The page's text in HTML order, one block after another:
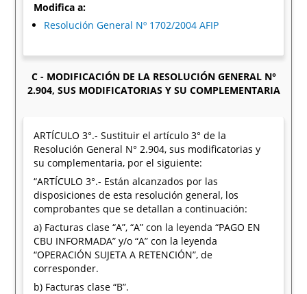
Modifica a:
Resolución General Nº 1702/2004 AFIP
C - MODIFICACIÓN DE LA RESOLUCIÓN GENERAL N°
2.904, SUS MODIFICATORIAS Y SU COMPLEMENTARIA
ARTÍCULO 3°.- Sustituir el artículo 3° de la
Resolución General N° 2.904, sus modificatorias y
su complementaria, por el siguiente:
“ARTÍCULO 3°.- Están alcanzados por las
disposiciones de esta resolución general, los
comprobantes que se detallan a continuación:
a) Facturas clase “A”, “A” con la leyenda “PAGO EN
CBU INFORMADA” y/o “A” con la leyenda
“OPERACIÓN SUJETA A RETENCIÓN”, de
corresponder.
b) Facturas clase “B”.